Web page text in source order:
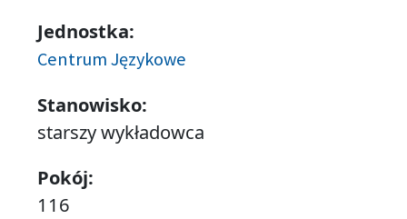
Jednostka:
Centrum Językowe
Stanowisko:
starszy wykładowca
Pokój:
116